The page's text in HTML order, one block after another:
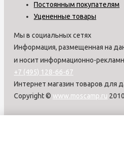
Постоянным покупателям
Уцененные товары
Мы в социальных сетях
Информация, размещенная на
и носит информационно-
+7 (495) 128-66-67
Интернет магазин товаров для
Copyright © www.moscamp.ru